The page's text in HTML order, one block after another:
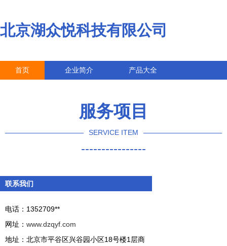
北京湖众悦科技有限公司
首页 企业简介 产品大全
服务项目
SERVICE ITEM
----------------
联系我们
电话：1352709**
网址： www.dzqyf.com
地址：北京市平谷区兴谷园小区18号楼1层商